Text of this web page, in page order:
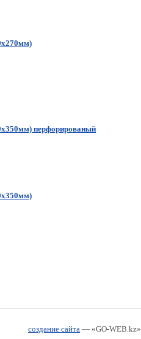
перфорированый
создание сайта — «GO-WEB.kz»